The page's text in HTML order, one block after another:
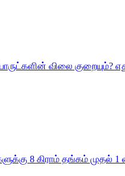
விலை குறையும்?
8 கிராம் தங்கம் முதல்